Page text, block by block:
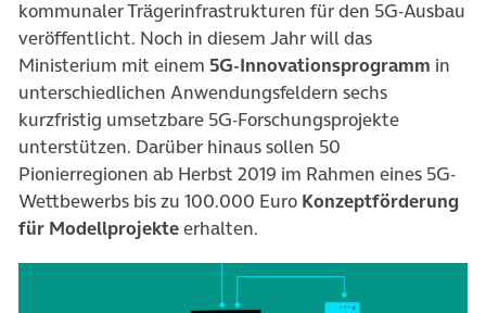
kommunaler Trägerinfrastrukturen für den 5G-Ausbau
veröffentlicht. Noch in diesem Jahr will das
Ministerium mit einem 5G-Innovationsprogramm in
unterschiedlichen Anwendungsfeldern sechs
kurzfristig umsetzbare 5G-Forschungsprojekte
unterstützen. Darüber hinaus sollen 50
Pionierregionen ab Herbst 2019 im Rahmen eines 5G-
Wettbewerbs bis zu 100.000 Euro Konzeptförderung
für Modellprojekteerhalten.